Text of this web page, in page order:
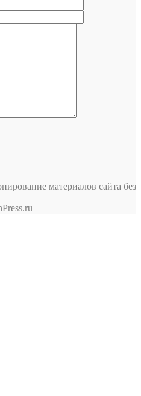
материалов сайта без